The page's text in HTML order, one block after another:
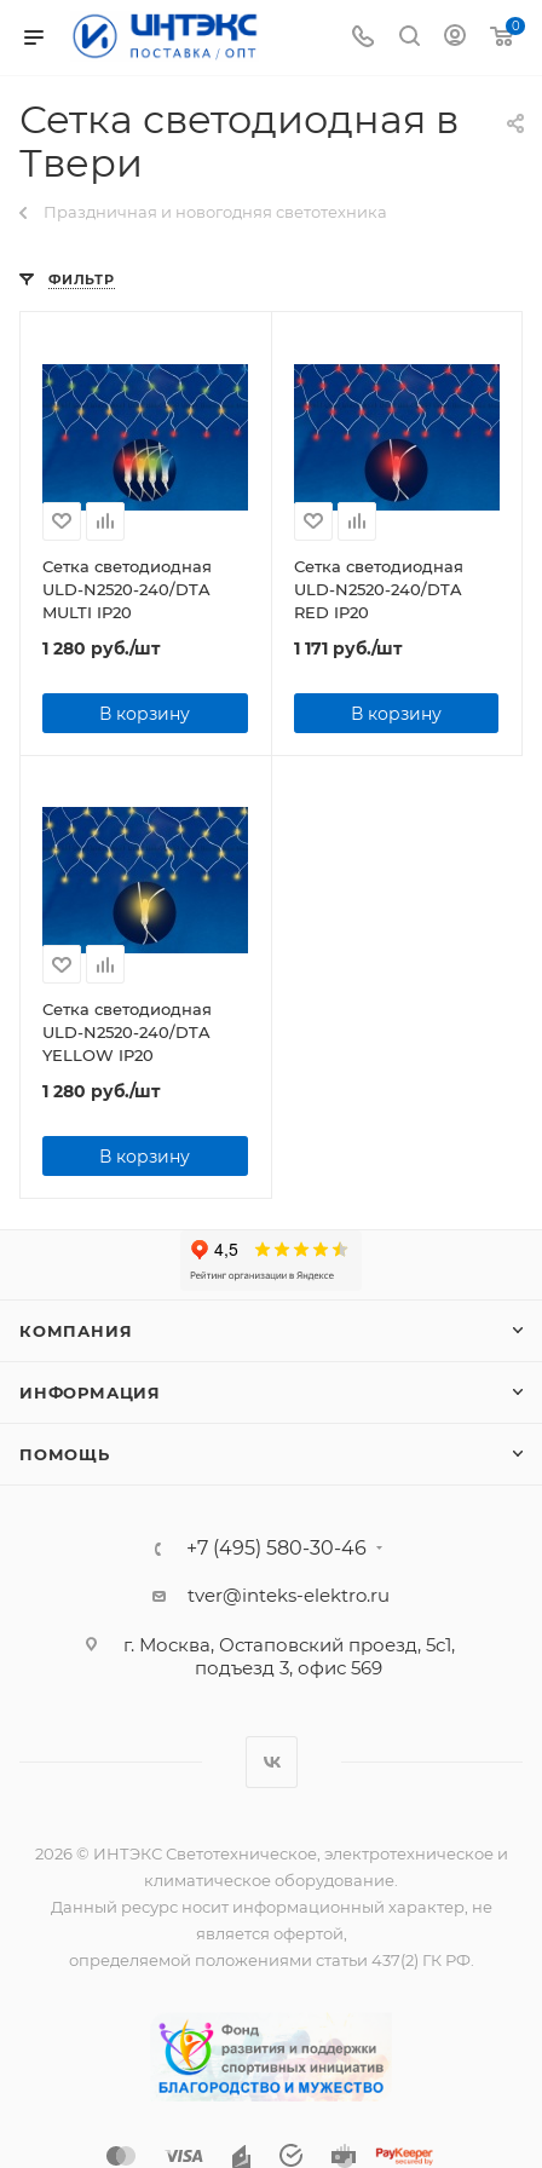
0
Сетка светодиодная в
Твери
Праздничная и новогодняя светотехника
ФИЛЬТР
Сетка светодиодная
ULD-N2520-240/DTA
MULTI IP20
1 280 руб./шт
В корзину
Сетка светодиодная
ULD-N2520-240/DTA
RED IP20
1 171руб./шт
В корзину
Сетка светодиодная
ULD-N2520-240/DTA
YELLOW IP20
1 280 руб./шт
В корзину
КОМПАНИЯ
ИНФОРМАЦИЯ
ПОМОЩЬ
+7 (495) 580-30-46
tver@inteks-elektro.ru
г. Москва, Остаповский проезд, 5с1,
подъезд 3, офис 569
2026 © ИНТЭКС Светотехническое, электротехническое и
климатическое оборудование.
Данный ресурс носит информационный характер, не
является офертой,
определяемой положениями статьи 437(2) ГК РФ.